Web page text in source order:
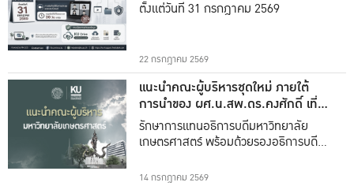
ตั้งแต่วันที่ 31 กรกฎาคม 2569
22 กรกฎาคม 2569
แนะนำคณะผู้บริหารชุดใหม่ ภายใต้
การนำของ ผศ.น.สพ.ดร.คงศักดิ์ เที่ยง
ธรรม
รักษาการแทนอธิการบดีมหาวิทยาลัย
เกษตรศาสตร์ พร้อมด้วยรองอธิการบดีทั้ง
14 กรกฎาคม 2569